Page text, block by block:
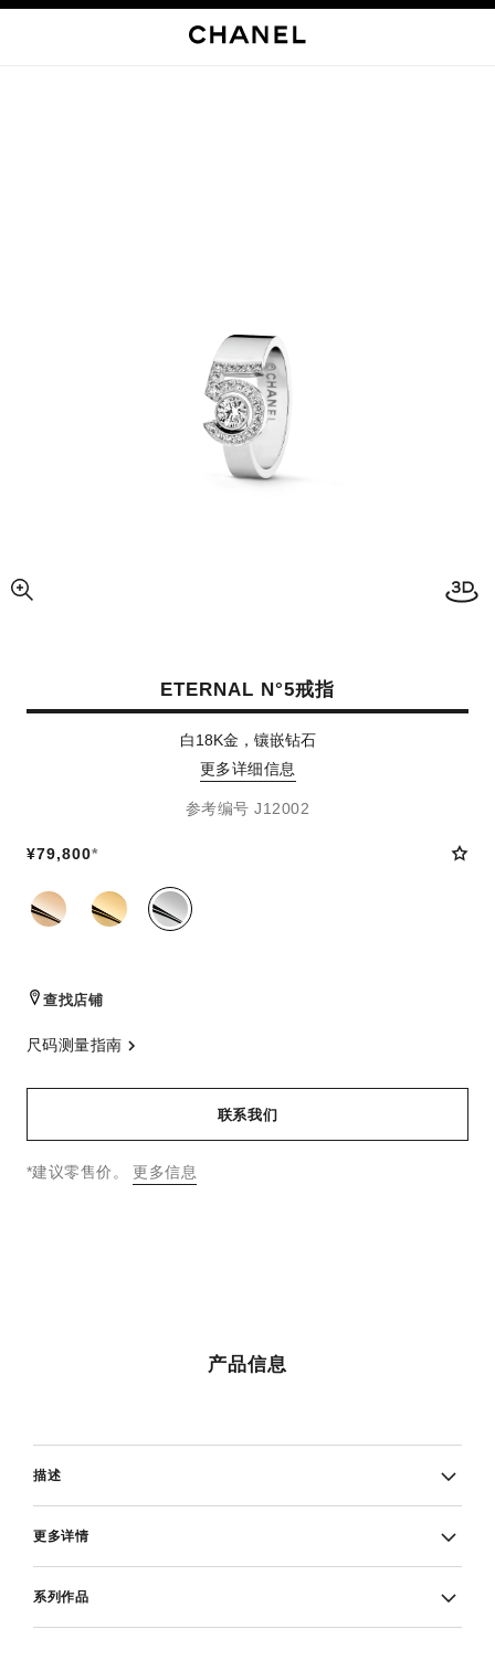
开
放大视图
ETERNAL N°5戒指
白18K金，镶嵌钻石
更多详细信息
参考编号 J12002
¥79,800*
同系列款式(3)
查找店铺
尺码测量指南
联系我们
↩
*建议零售价。 更多信息
产品信息
描述
更多详情
系列作品